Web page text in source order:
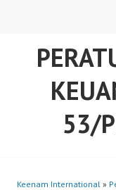
53/
Keenam International »